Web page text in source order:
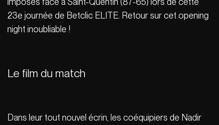
23e journée de Betclic ELITE. Retour sur cet opening
night inoubliable !
Le film du match
Dans leur tout nouvel écrin, les coéquipiers de Nadir